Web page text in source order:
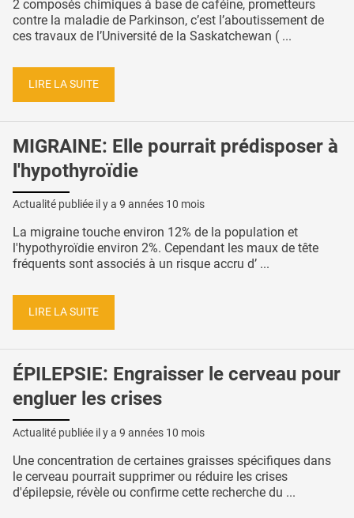
2 composés chimiques à base de caféine, prometteurs
contre la maladie de Parkinson, c’est l’aboutissement de
ces travaux de l’Université de la Saskatchewan ( ...
LIRE LA SUITE
MIGRAINE: Elle pourrait prédisposer à
l'hypothyroïdie
Actualité publiée il y a 9 années 10 mois
La migraine touche environ 12% de la population et
l'hypothyroïdie environ 2%. Cependant les maux de tête
fréquents sont associés à un risque accru d’ ...
LIRE LA SUITE
ÉPILEPSIE: Engraisser le cerveau pour
engluer les crises
Actualité publiée il y a 9 années 10 mois
Une concentration de certaines graisses spécifiques dans
le cerveau pourrait supprimer ou réduire les crises
d'épilepsie, révèle ou confirme cette recherche du ...